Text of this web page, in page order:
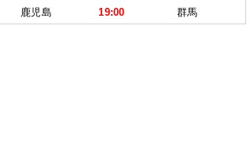
鹿児島
19:00 群馬